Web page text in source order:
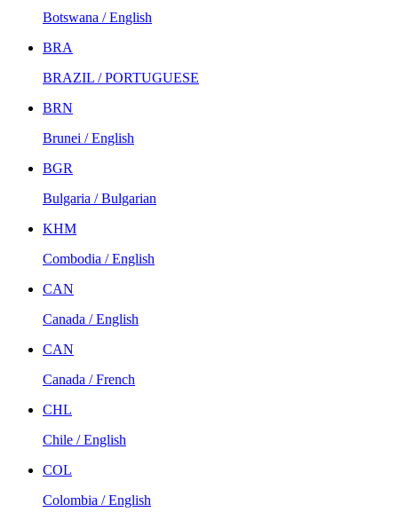
Botswana / English
BRA
BRAZIL / PORTUGUESE
BRN
Brunei / English
BGR
Bulgaria / Bulgarian
KHM
Combodia / English
CAN
Canada / English
CAN
Canada / French
CHL
Chile / English
COL
Colombia / English